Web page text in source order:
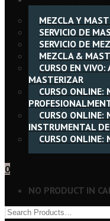
MEZCLA Y
SERVICIO DE
SERVICIO DE
MEZCLA &
CURSO EN
MASTERIZAR
CURSO ONLINE:
CURSO ONLINE:
INSTRUMENTAL
CURSO ONLINE:
0
NO PRODUCT IN